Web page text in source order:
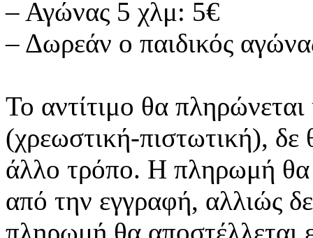
– Αγώνας 5 χλμ: 5€
– Δωρεάν ο παιδικός
Το αντίτιμο θα
(χρεωστική-πιστωτική), δε
άλλο τρόπο. Η πληρωμή θα
από την εγγραφή, αλλιώς
πληρωμή θα αποστέλλεται